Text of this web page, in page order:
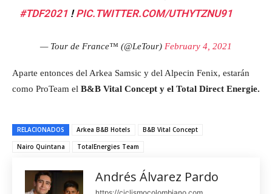
#TDF2021 !PIC.TWITTER.COM/UTHYTZNU91
— Tour de France™ (@LeTour) February 4, 2021
Aparte entonces del Arkea Samsic y del Alpecin Fenix, estarán
como ProTeam el B&B Vital Concept y el Total Direct Energie.
RELACIONADOS Arkea B&B Hotels
B&B Vital Concept
Nairo Quintana
TotalEnergies Team
Andrés Álvarez Pardo